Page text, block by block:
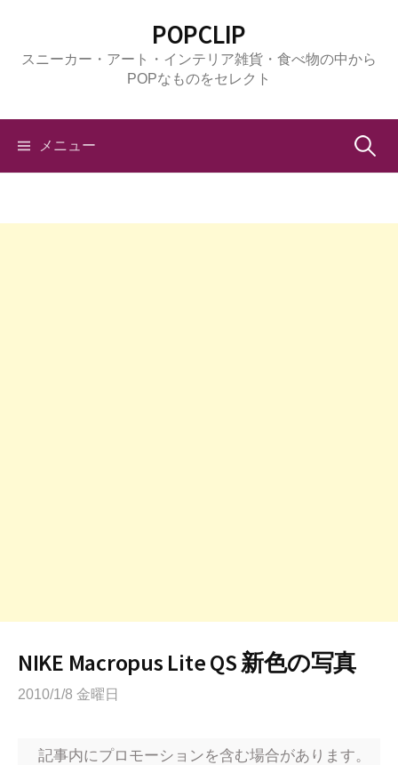
POPCLIP
スニーカー・アート・インテリア雑貨・食べ物の中から
POPなものをセレクト
メニュー 検
NIKE Macropus Lite QS 新色の写真
2010/1/8 金曜日
記事内にプロモーションを含む場合があります。